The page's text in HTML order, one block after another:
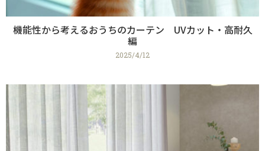
機能性から考えるおうちのカーテン UVカット・高耐久
編
2025/4/12